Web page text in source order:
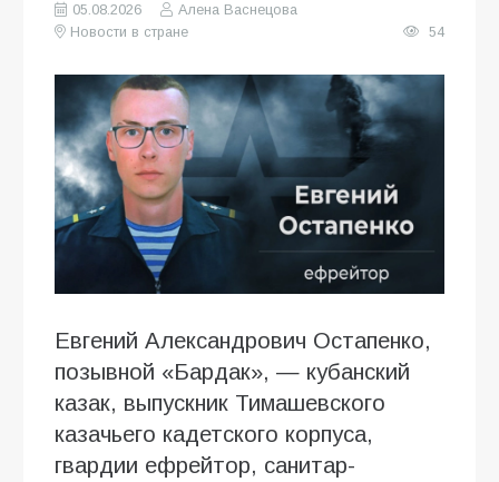
05.08.2026
Алена Васнецова
Новости в стране
54
Евгений Александрович Остапенко,
позывной «Бардак», — кубанский
казак, выпускник Тимашевского
казачьего кадетского корпуса,
гвардии ефрейтор, санитар-